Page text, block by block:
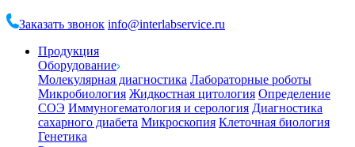
Заказать звонок info@interlabservice.ru
Продукция
Оборудование
Молекулярная диагностика Лабораторные роботы
Микробиология Жидкостная цитология Определение
СОЭ Иммуногематология и серология Диагностика
сахарного диабета Микроскопия Клеточная биология
Генетика